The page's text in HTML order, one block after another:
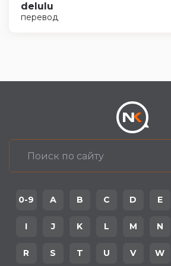
delulu
перевод
0-9 A B C D E
I J K L M N
R S T U V W